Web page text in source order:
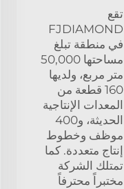
تقع
FJDIAMOND
في منطقة تبلغ
مساحتها 50,000
متر مربع، ولديها
160 قطعة من
المعدات الإنتاجية
الحديثة، و400
موظف وخطوط
إنتاج متعددة. كما
تمتلك الشركة
مختبراً محترفاً